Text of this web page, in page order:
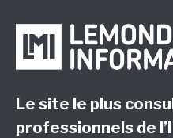
Le site le plus
professionnels de